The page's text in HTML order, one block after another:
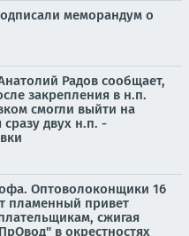
меморандум о
Радов сообщает,
закрепления в н.п.
смогли выйти на
двух н.п. -
Оптоволоконщики 16
пламенный привет
сжигая
в окрестностях